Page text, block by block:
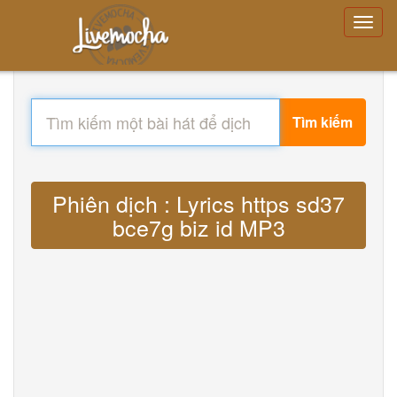
Tìm kiếm
Phiên dịch : Lyrics https sd37
bce7g biz id MP3